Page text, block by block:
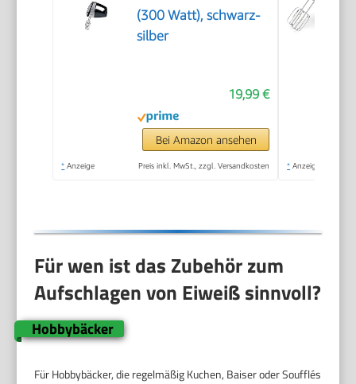
(300 Watt), schwarz-
silber
19,99 €
Bei Amazon ansehen
* Anzeige Preis inkl. MwSt., zzgl. Versandkosten * Anzeige
Für wen ist das Zubehör zum
Aufschlagen von Eiweiß sinnvoll?
Hobbybäcker
Für Hobbybäcker, die regelmäßig Kuchen, Baiser oder Soufflés